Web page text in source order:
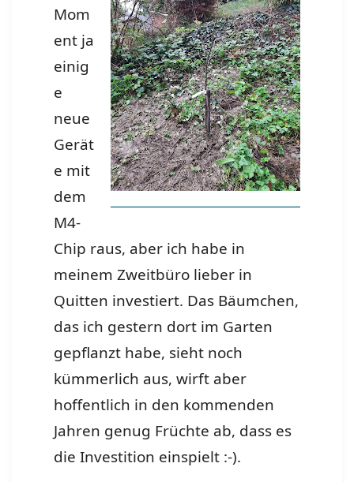
Mom
ent ja
einig
e
neue
Gerät
e mit
dem
M4-
Chip raus, aber ich habe in
meinem Zweitbüro lieber in
Quitten investiert. Das Bäumchen,
das ich gestern dort im Garten
gepflanzt habe, sieht noch
kümmerlich aus, wirft aber
hoffentlich in den kommenden
Jahren genug Früchte ab, dass es
die Investition einspielt :-).